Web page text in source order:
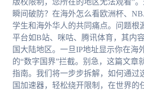
版权限制，您所在的地区无法观看”
瞬间破防？在海外怎么看欧洲杯、
学生和海外华人的共同痛点。问题根
平台如B站、咪咕、腾讯体育，其内
国大陆地区。一旦IP地址显示你在海
的“数字国界”拦截。别急，这篇文章
指南。我们将一步步拆解，如何通过
国加速器，轻松绕开限制，在世界的